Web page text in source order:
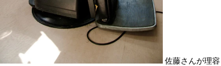
佐藤さんが理容